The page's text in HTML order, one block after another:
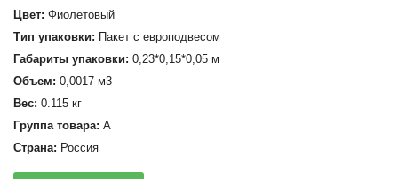
Цвет: Фиолетовый
Тип упаковки: Пакет с европодвесом
Габариты упаковки: 0,23*0,15*0,05 м
Объем: 0,0017 м3
Вес: 0.115 кг
Группа товара: А
Страна: Россия